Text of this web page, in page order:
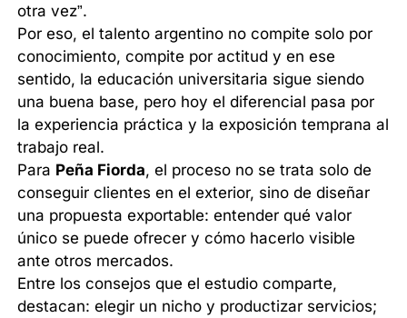
otra vez”.
Por eso, el talento argentino no compite solo por
conocimiento, compite por actitud y en ese
sentido, la educación universitaria sigue siendo
una buena base, pero hoy el diferencial pasa por
la experiencia práctica y la exposición temprana al
trabajo real.
Para Peña Fiorda, el proceso no se trata solo de
conseguir clientes en el exterior, sino de diseñar
una propuesta exportable: entender qué valor
único se puede ofrecer y cómo hacerlo visible
ante otros mercados.
Entre los consejos que el estudio comparte,
destacan: elegir un nicho y productizar servicios;